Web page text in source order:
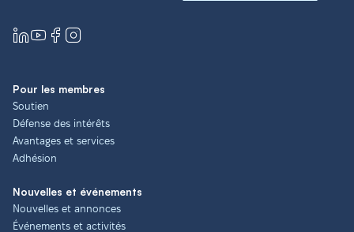
Pour les membres
Soutien
Défense des intérêts
Avantages et services
Adhésion
Nouvelles et événements
Nouvelles et annonces
Événements et activités